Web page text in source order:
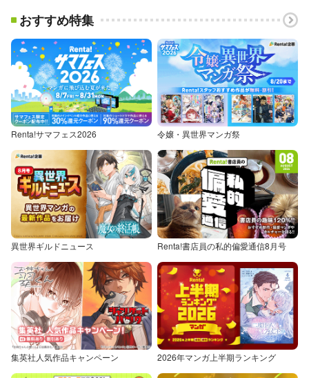
おすすめ特集
Renta!サマフェス2026 令嬢・異世界マンガ祭
異世界ギルドニュース Renta!書店員の私的偏愛通信8月号
集英社人気作品キャンペーン 2026年マンガ上半期ランキング